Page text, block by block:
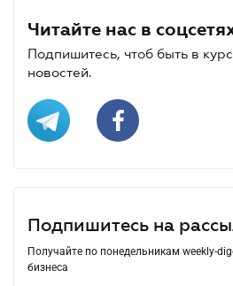
Читайте нас в
Подпишитесь, чтоб быть в
новостей.
Подпишитесь на
Получайте по понедельникам weekly-
бизнеса